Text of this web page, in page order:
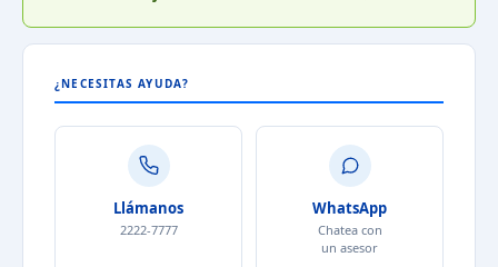
¿NECESITAS AYUDA?
Llámanos
2222-7777
WhatsApp
Chatea con
un asesor